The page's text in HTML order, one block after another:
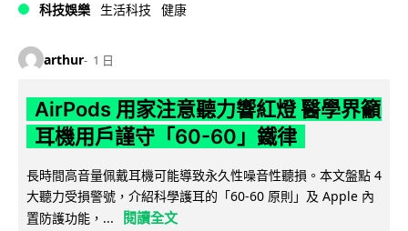
科技娛樂 生活科技 健康
arthur 1 日
AirPods 用家注意聽力響紅燈 醫學界籲
耳機用戶謹守「60-60」鐵律
長時間高音量佩戴耳機可能導致永久性噪音性聽損。本文盤點 4
大聽力受損警號，介紹科學護耳的「60-60 原則」及 Apple 內
置防護功能，...
閱讀全文